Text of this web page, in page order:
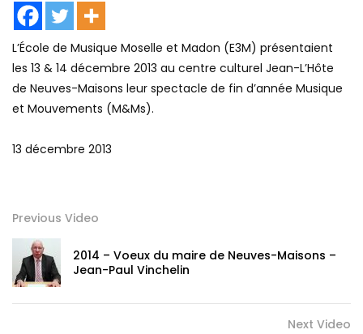
L’École de Musique Moselle et Madon (E3M) présentaient
les 13 & 14 décembre 2013 au centre culturel Jean-L’Hôte
de Neuves-Maisons leur spectacle de fin d’année Musique
et Mouvements (M&Ms).
13 décembre 2013
Previous Video
2014 – Voeux du maire de Neuves-Maisons –
Jean-Paul Vinchelin
Next Video